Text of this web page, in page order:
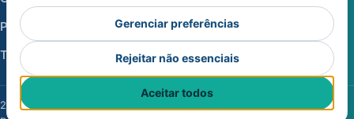
Política de Privacidade
Termos e Condições de Uso
2026 Life Center Blog. Todos os direitos reservados.
Gerenciar preferências
Rejeitar não essenciais
Aceitar todos